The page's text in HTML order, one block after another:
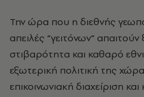
Την ώρα που η διεθνής
απειλές “γειτόνων”
στιβαρότητα και καθαρό
εξωτερική πολιτική της
επικοινωνιακή διαχείριση